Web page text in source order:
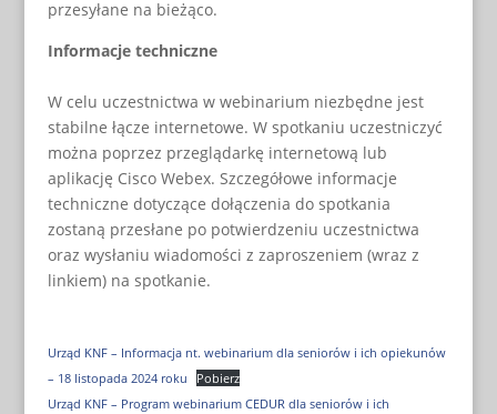
przesyłane na bieżąco.
Informacje techniczne
W celu uczestnictwa w webinarium niezbędne jest
stabilne łącze internetowe. W spotkaniu uczestniczyć
można poprzez przeglądarkę internetową lub
aplikację Cisco Webex. Szczegółowe informacje
techniczne dotyczące dołączenia do spotkania
zostaną przesłane po potwierdzeniu uczestnictwa
oraz wysłaniu wiadomości z zaproszeniem (wraz z
linkiem) na spotkanie.
Urząd KNF – Informacja nt. webinarium dla seniorów i ich opiekunów
– 18 listopada 2024 roku
Pobierz
Urząd KNF – Program webinarium CEDUR dla seniorów i ich